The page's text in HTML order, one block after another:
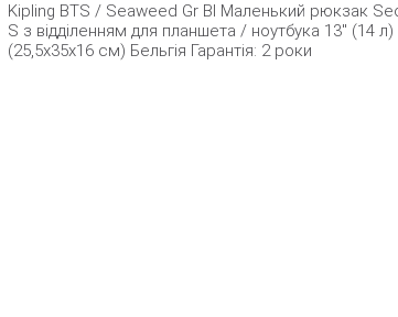
Kipling BTS / Seaweed Gr Bl Маленький рюкзак
S з відділенням для планшета / ноутбука 13" (14 л)
(25,5x35x16 см) Бельгія Гарантія: 2 роки